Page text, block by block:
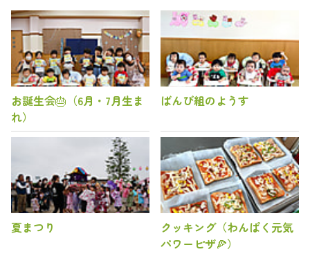
お誕生会🎂（6月・7月生ま
れ）
ばんび組のようす
夏まつり
クッキング（わんぱく元気
パワーピザ🍕）